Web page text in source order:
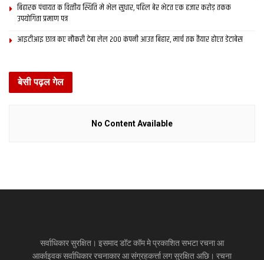
बिहारक पंचायत क वित्‍तीय स्थिति मे भेल सुधार, पहिल बेर भेटत एक हजार करोड़ तकक
उपयोगिता प्रमाण पत्र
आइटीआइ छात्र कए नौकरी देबा लेल 200 कंपनी आउत बिहार, मार्च तक तैयार होएत डेटाबेस
बेसी पढ़ल गेल
No Content Available
सर्वाधिकार सुरक्षित। इसमाद डॉट कॉम मे प्रकाशित सभटा रचना आ
आर्काइवक सर्वाधिकार रचनाकार आ संग्रहकर्त्ता लग सुरक्षित अछि। रचना